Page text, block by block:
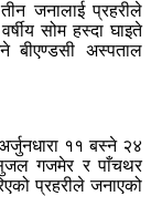
जनालाई प्रहरीले
सोम हस्दा घाइते
अस्पताल
११ बस्ने २४
सुजल गजमेर र पाँचथर
प्रहरीले जनाएको